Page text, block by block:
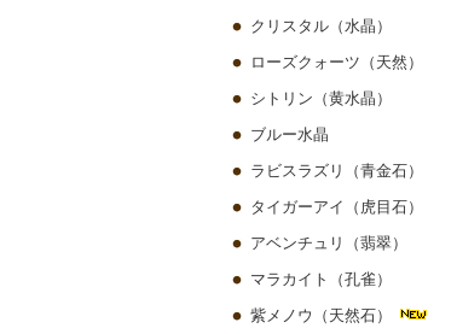
クリスタル（水晶）
ローズクォーツ（天然）
シトリン（黄水晶）
ブルー水晶
ラビスラズリ（青金石）
タイガーアイ（虎目石）
アベンチュリ（翡翠）
マラカイト（孔雀）
紫メノウ（天然石）